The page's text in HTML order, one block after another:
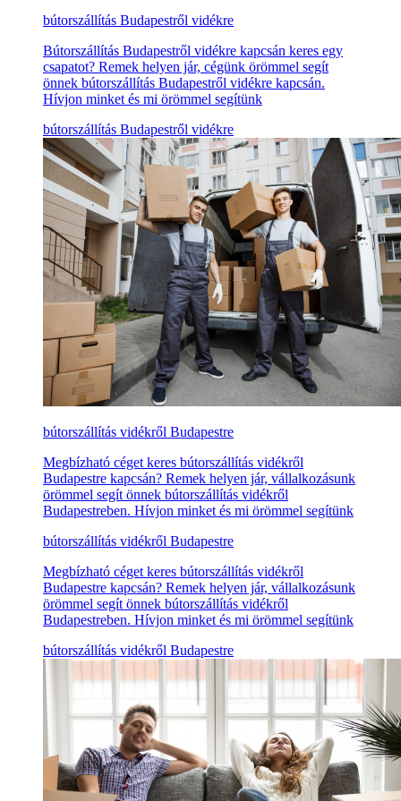
bútorszállítás Budapestről vidékre
Bútorszállítás Budapestről vidékre kapcsán keres egy
csapatot? Remek helyen jár, cégünk örömmel segít
önnek bútorszállítás Budapestről vidékre kapcsán.
Hívjon minket és mi örömmel segítünk
bútorszállítás Budapestről vidékre
bútorszállítás vidékről Budapestre
Megbízható céget keres bútorszállítás vidékről
Budapestre kapcsán? Remek helyen jár, vállalkozásunk
örömmel segít önnek bútorszállítás vidékről
Budapestreben. Hívjon minket és mi örömmel segítünk
bútorszállítás vidékről Budapestre
Megbízható céget keres bútorszállítás vidékről
Budapestre kapcsán? Remek helyen jár, vállalkozásunk
örömmel segít önnek bútorszállítás vidékről
Budapestreben. Hívjon minket és mi örömmel segítünk
bútorszállítás vidékről Budapestre